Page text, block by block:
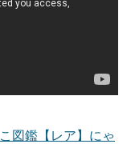
図鑑【レア】にゃ